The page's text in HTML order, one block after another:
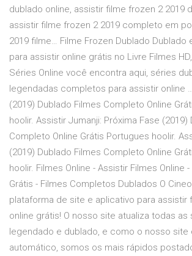
dublado online, assistir filme frozen 2 2019
assistir filme frozen 2 2019 completo em
2019 filme… Filme Frozen Dublado Dublado
para assistir online grátis no Livre Filmes
Séries Online você encontra aqui, séries
legendadas completos para assistir online
(2019) Dublado Filmes Completo Online
hoolir. Assistir Jumanji: Próxima Fase (2019)
Completo Online Grátis Portugues hoolir.
(2019) Dublado Filmes Completo Online
hoolir. Filmes Online - Assistir Filmes Online
Grátis - Filmes Completos Dublados O
plataforma de site e aplicativo para assistir
online grátis! O nosso site atualiza todas as
legendado e dublado, e como o nosso site
automático, somos os mais rápidos